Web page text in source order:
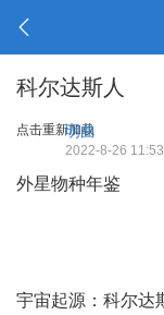
科尔达斯人
点击重新加载
明曲
2022-8-26 11:53
外星物种年鉴
宇宙起源：科尔达